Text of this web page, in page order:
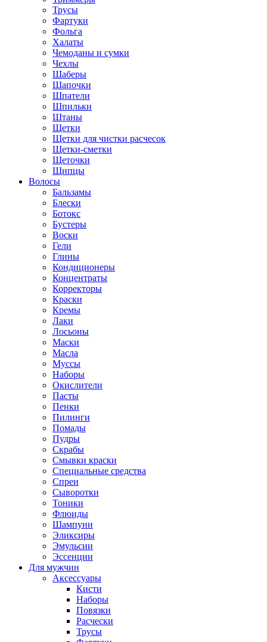
Трусы
Фартуки
Фольга
Халаты
Чемоданы и сумки
Чехлы
Шаберы
Шапочки
Шпатели
Шпильки
Штаны
Щетки
Щетки для чистки расчесок
Щетки-сметки
Щеточки
Щипцы
Волосы
Бальзамы
Блески
Ботокс
Бустеры
Воски
Гели
Глины
Кондиционеры
Концентраты
Корректоры
Краски
Кремы
Лаки
Лосьоны
Маски
Масла
Муссы
Наборы
Окислители
Пасты
Пенки
Пилинги
Помады
Пудры
Скрабы
Смывки краски
Специальные средства
Спреи
Сыворотки
Тоники
Флюиды
Шампуни
Эликсиры
Эмульсии
Эссенции
Для мужчин
Аксессуары
Кисти
Наборы
Повязки
Расчески
Трусы